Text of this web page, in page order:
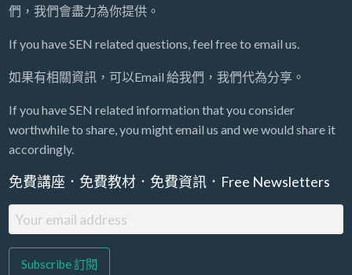
們，我們會盡力為你提供。
If you have SEN related questions, feel free to email us.
如果有相關資訊，可以Email 給我們，我們代為分享。
If you have SEN related information that you consider
worthwhile to share, you might email us and we would share it
accordingly.
免費講座．免費教材．免費資訊．Free Newsletters